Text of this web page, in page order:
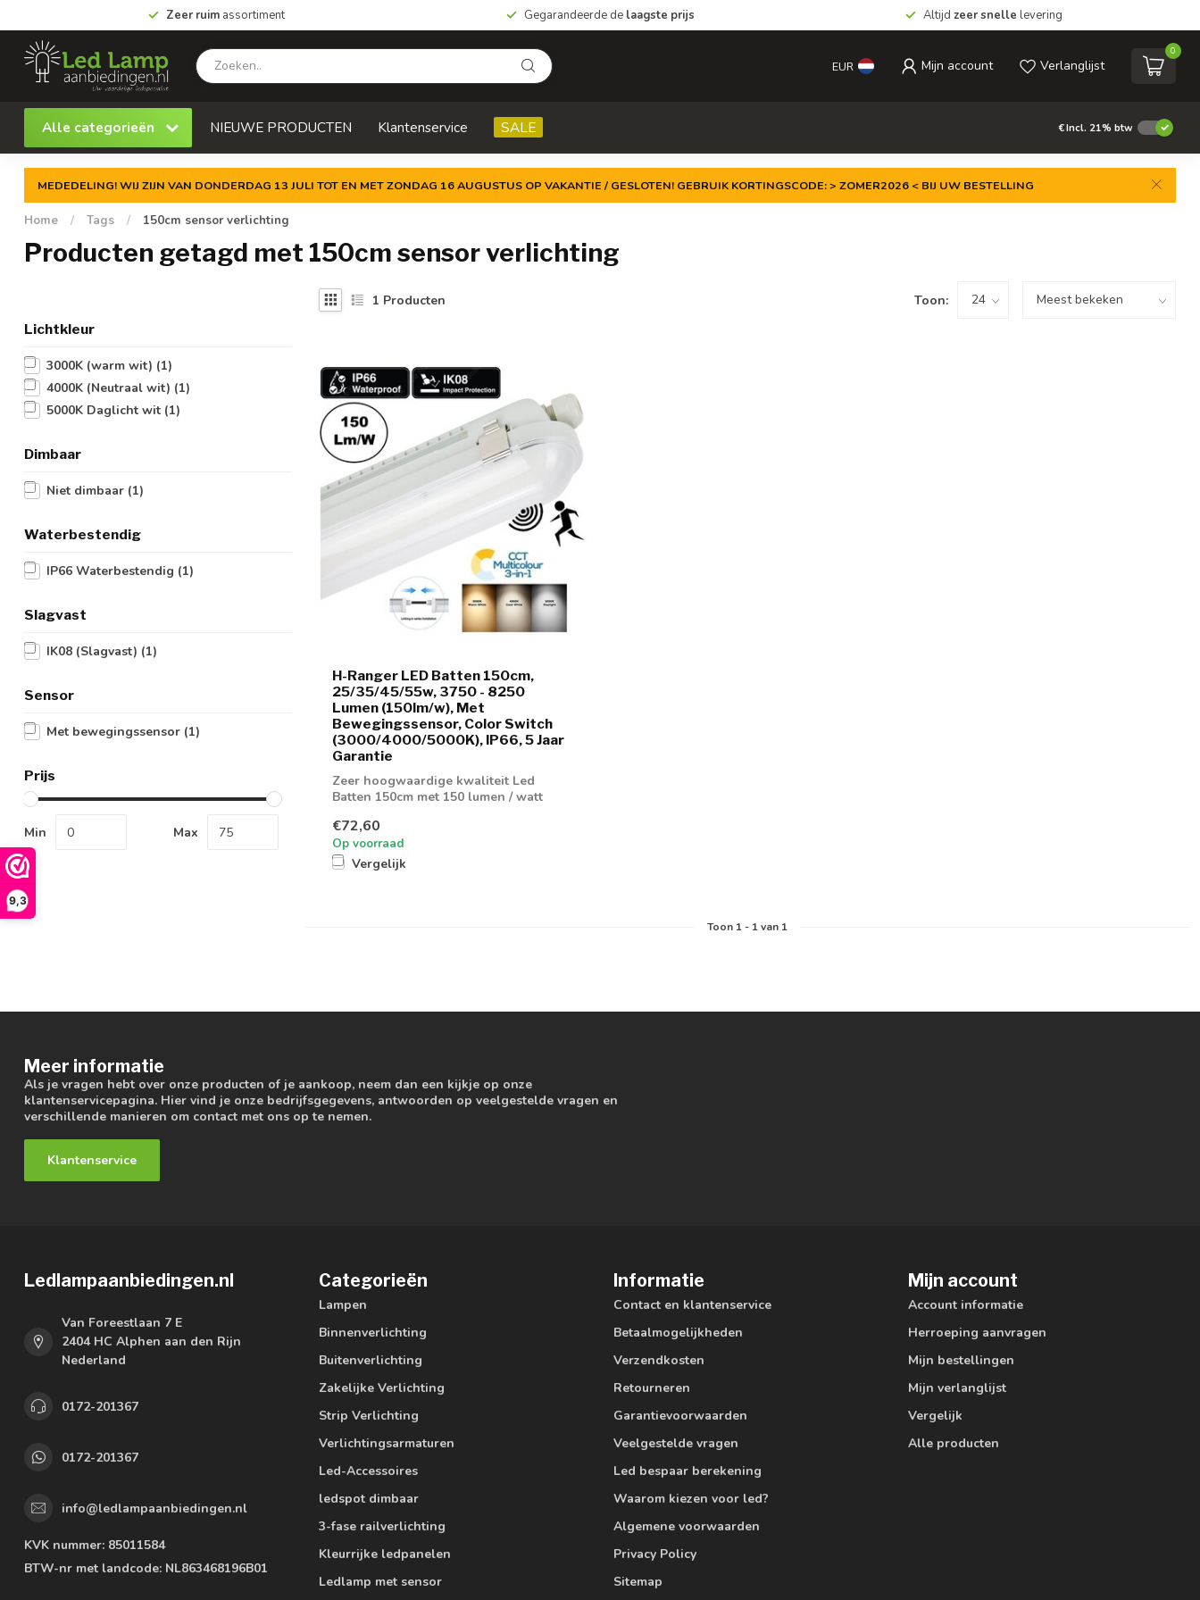
9,3
Zeer ruimassortiment Gegarandeerde de laagste prijs Altijd zeer snelle levering
EUR Mijn account Verlanglijst
0
Alle categorieën NIEUWE PRODUCTEN Klantenservice SALE €Incl. 21% btw
MEDEDELING! WIJ ZIJN VAN DONDERDAG 13 JULI TOT EN MET ZONDAG 16 AUGUSTUS OP VAKANTIE / GESLOTEN! GEBRUIK KORTINGSCODE: > ZOMER2026 < BIJ UW BESTELLING
Home / Tags / 150cm sensor verlichting
Producten getagd met 150cm sensor verlichting
Lichtkleur
3000K (warm wit) (1)
4000K (Neutraal wit) (1)
5000K Daglicht wit (1)
Dimbaar
Niet dimbaar (1)
Waterbestendig
IP66 Waterbestendig (1)
Slagvast
IK08 (Slagvast) (1)
Sensor
Met bewegingssensor (1)
Prijs
Min Max
1 Producten Toon:
H-Ranger LED Batten 150cm,
25/35/45/55w, 3750 - 8250
Lumen (150lm/w), Met
Bewegingssensor, Color Switch
(3000/4000/5000K), IP66, 5 Jaar
Garantie
Zeer hoogwaardige kwaliteit Led
Batten 150cm met 150 lumen / watt
€72,60
Op voorraad
Vergelijk
Toon 1- 1van 1
Meer informatie
Als je vragen hebt over onze producten of je aankoop, neem dan een kijkje op onze
klantenservicepagina. Hier vind je onze bedrijfsgegevens, antwoorden op veelgestelde vragen en
verschillende manieren om contact met ons op te nemen.
Klantenservice
Ledlampaanbiedingen.nl
Van Foreestlaan 7 E
2404 HC Alphen aan den Rijn
Nederland
0172-201367
0172-201367
info@ledlampaanbiedingen.nl
KVK nummer: 85011584
BTW-nr met landcode: NL863468196B01
Categorieën
Lampen
Binnenverlichting
Buitenverlichting
Zakelijke Verlichting
Strip Verlichting
Verlichtingsarmaturen
Led-Accessoires
ledspot dimbaar
3-fase railverlichting
Kleurrijke ledpanelen
Ledlamp met sensor
Informatie
Contact en klantenservice
Betaalmogelijkheden
Verzendkosten
Retourneren
Garantievoorwaarden
Veelgestelde vragen
Led bespaar berekening
Waarom kiezen voor led?
Algemene voorwaarden
Privacy Policy
Sitemap
Mijn account
Account informatie
Herroeping aanvragen
Mijn bestellingen
Mijn verlanglijst
Vergelijk
Alle producten